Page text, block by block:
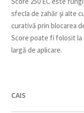
sfecla de zahăr şi alte
curativă prin blocarea
Score poate fi folosit la
largă de aplicare.
CAIS